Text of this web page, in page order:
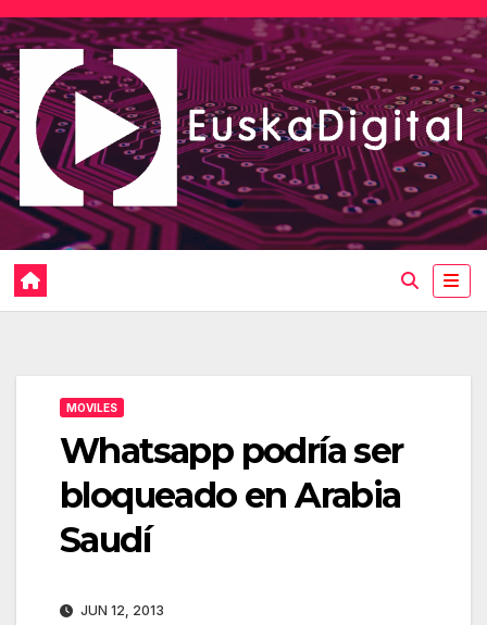
Saltar
al
contenido
MOVILES
Whatsapp podría ser
bloqueado en Arabia
Saudí
JUN 12, 2013